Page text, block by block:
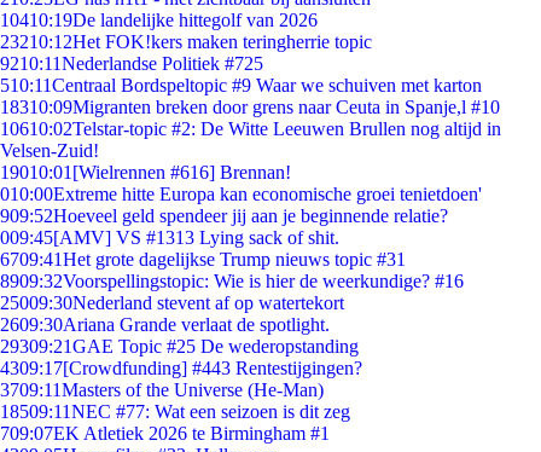
10410:19De landelijke hittegolf van 2026
23210:12Het FOK!kers maken teringherrie topic
9210:11Nederlandse Politiek #725
510:11Centraal Bordspeltopic #9 Waar we schuiven met karton
18310:09Migranten breken door grens naar Ceuta in Spanje,l #10
10610:02Telstar-topic #2: De Witte Leeuwen Brullen nog altijd in
Velsen-Zuid!
19010:01 [Wielrennen #616] Brennan!
010:00Extreme hitte Europa kan economische groei tenietdoen'
909:52Hoeveel geld spendeer jij aan je beginnende relatie?
009:45[AMV] VS #1313 Lying sack of shit.
6709:41Het grote dagelijkse Trump nieuws topic #31
8909:32Voorspellingstopic: Wie is hier de weerkundige? #16
25009:30Nederland stevent af op watertekort
2609:30Ariana Grande verlaat de spotlight.
29309:21GAE Topic #25 De wederopstanding
4309:17[Crowdfunding] #443 Rentestijgingen?
3709:11Masters of the Universe (He-Man)
18509:11NEC #77: Wat een seizoen is dit zeg
709:07EK Atletiek 2026 te Birmingham #1